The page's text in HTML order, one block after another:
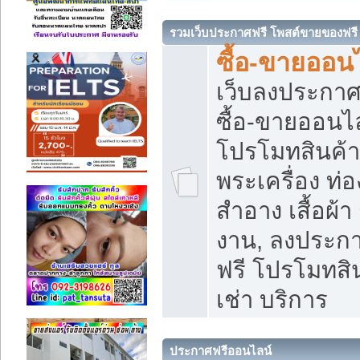
รวมเว็บประกาศฟรี โพสต์ขายของฟรี
ซื้อ-ขายออน
เว็บลงประก
ซื้อ-ขายออน
โปรโมทสินค้
พระเครื่อง ท่อ
สำอาง เสื้อผ้
งาน, ลงประ
ฟรี โปรโมท
เช่า บริการ
ประกาศฟรีออนไลน์